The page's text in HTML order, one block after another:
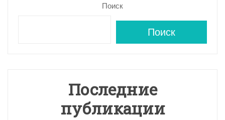
Поиск
Поиск
Последние
публикации